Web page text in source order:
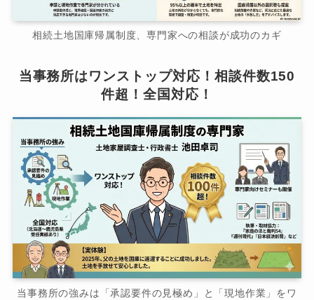
相続土地国庫帰属制度、専門家への相談が成功のカギ
当事務所はワンストップ対応！相談件数150
件超！全国対応！
当事務所の強みは「承認要件の見極め」と「現地作業」をワ